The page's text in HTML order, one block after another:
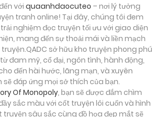
với quaanhdaocuteo – nơi lý tưởng
tranh online! Tại đây, chúng tôi đem
nghiệm đọc truyện tối ưu với giao diện
mang đến sự thoải mái và liền mạch
sở hữu kho truyện phong phú
đam mỹ, cổ đại, ngôn tình, hành động,
đến hài hước, lãng mạn, và xuyên
sẽ đáp ứng mọi sở thích của bạn.
Of Monopoly, bạn sẽ được đắm chìm
sắc màu với cốt truyện lôi cuốn và hình
truyện sâu sắc cùng đồ họa đẹp mắt sẽ